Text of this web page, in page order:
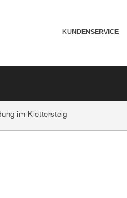
KUNDENSERVICE
im Klettersteig